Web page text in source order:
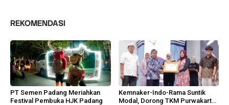
REKOMENDASI
PT Semen Padang Meriahkan
Festival Pembuka HJK Padang
Kemnaker-Indo-Rama Suntik
Modal, Dorong TKM Purwakarta